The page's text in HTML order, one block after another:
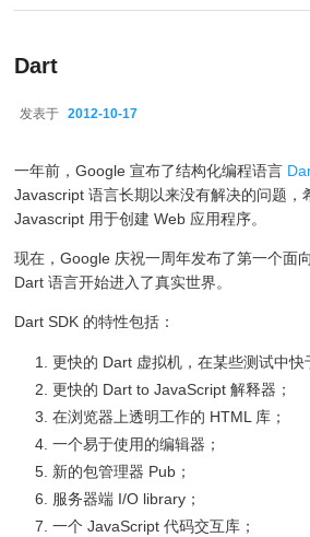
Dart
发表于 2012-10-17
一年前，Google 宣布了结构化编程语言
Javascript 语言长期以来没有解决的问题，
Javascript 用于创建 Web 应用程序。
现在，Google 庆祝一周年发布了第一个面
Dart 语言开始进入了真实世界。
Dart SDK 的特性包括：
更快的 Dart 虚拟机，在某些测试中快
更快的 Dart to JavaScript 解释器；
在浏览器上透明工作的 HTML 库；
一个易于使用的编辑器；
新的包管理器 Pub；
服务器端 I/O library；
一个 JavaScript 代码交互库；